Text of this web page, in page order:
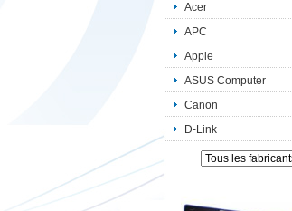
Acer
APC
Apple
ASUS Computer
Canon
D-Link